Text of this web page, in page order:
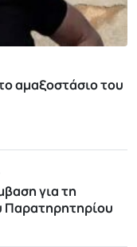
αμαξοστάσιο του
για τη
Παρατηρητηρίου